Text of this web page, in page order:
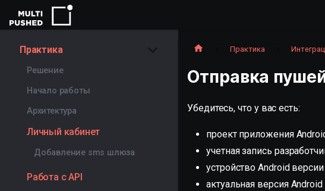
Практика
Решение
Начало работы
Архитектура
Личный кабинет
Добавление sms шлюза
Работа с API
Практика
Отправка
Убедитесь, что у вас есть:
проект приложения
учетная запись
устройство Android
актуальная версия Android